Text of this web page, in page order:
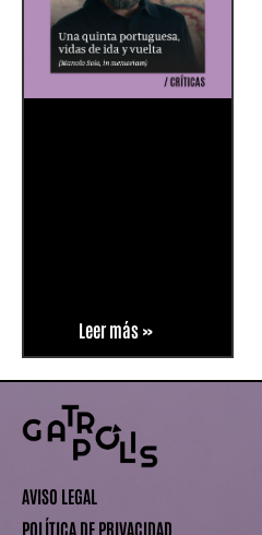
Leer más »
AVISO LEGAL
POLÍTICA DE PRIVACIDAD